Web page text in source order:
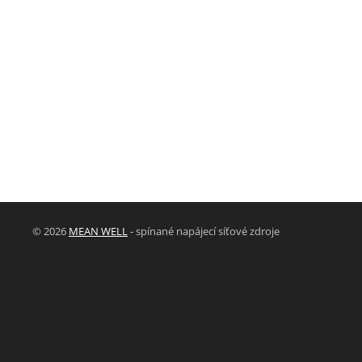
© 2026 MEAN WELL - spínané napájecí síťové zdroje